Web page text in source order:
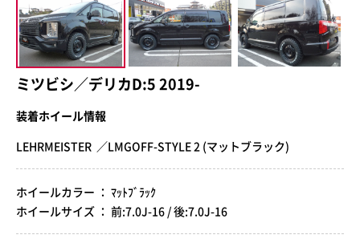
ミツビシ／デリカD:5 2019-
装着ホイール情報
LEHRMEISTER ／LMGOFF-STYLE 2 (マットブラック)
ホイールカラー ： ﾏｯﾄﾌﾞﾗｯｸ
ホイールサイズ ： 前:7.0J-16 / 後:7.0J-16